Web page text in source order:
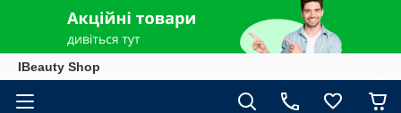
IBeauty Shop